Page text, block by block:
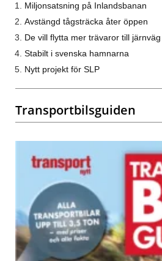
Miljonsatsning på Inlandsbanan
Avstängd tågsträcka åter öppen
De vill flytta mer trävaror till järnväg
Stabilt i svenska hamnarna
Nytt projekt för SLP
Transportbilsguiden